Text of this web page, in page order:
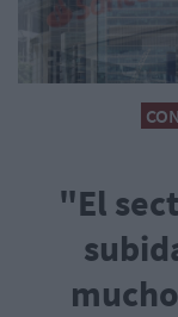
"El